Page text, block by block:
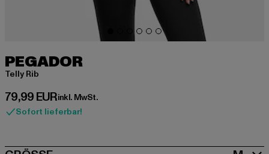
PEGADOR
Telly Rib
79,99 EUR
Derzeitiger Preis: 79,99 EUR
inkl. MwSt.
Sofort lieferbar!